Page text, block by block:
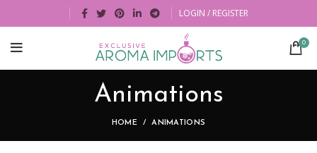
LOGIN / REGISTER
0
Animations
HOME ANIMATIONS